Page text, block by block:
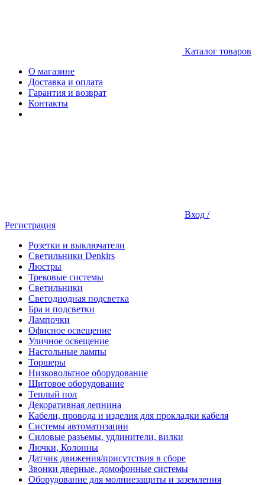
Каталог товаров
О магазине
Доставка и оплата
Гарантия и возврат
Контакты
Вход /
Регистрация
Розетки и выключатели
Светильники Denkirs
Люстры
Трековые системы
Светильники
Светодиодная подсветка
Бра и подсветки
Лампочки
Офисное освещение
Уличное освещение
Настольные лампы
Торшеры
Низковольтное оборудование
Щитовое оборудование
Теплый пол
Декоративная лепнина
Кабели, провода и изделия для прокладки кабеля
Системы автоматизации
Силовые разъемы, удлинители, вилки
Лючки, Колонны
Датчик движения/присутствия в сборе
Звонки дверные, домофонные системы
Оборудование для молниезащиты и заземления